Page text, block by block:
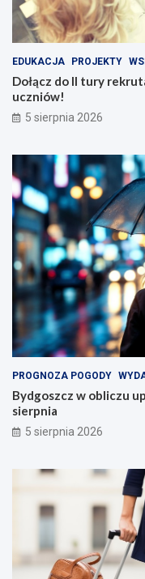
EDUKACJA PROJEKTY
Dołącz do II tury
uczniów!
5 sierpnia 2026
PROGNOZA POGODY
Bydgoszcz w obliczu
sierpnia
5 sierpnia 2026